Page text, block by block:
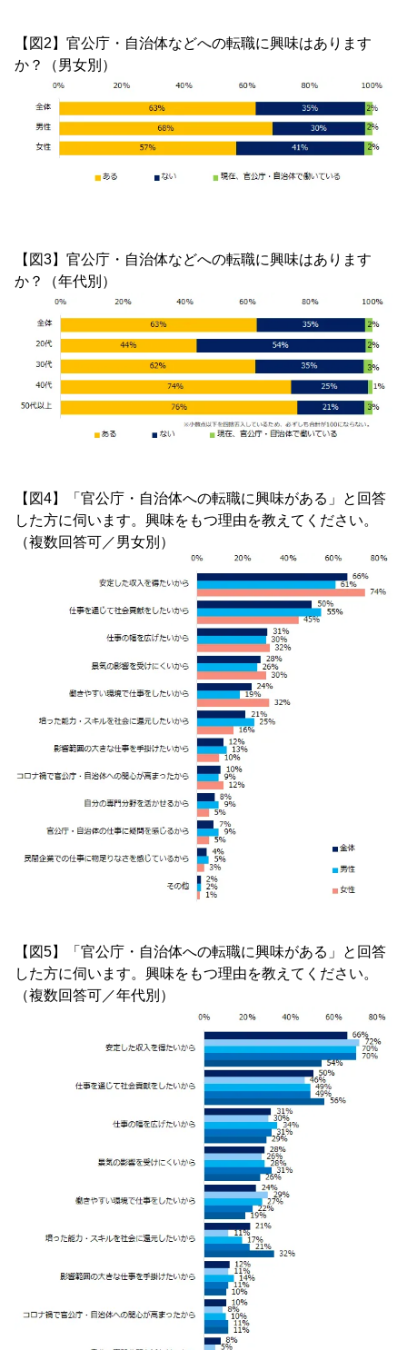
【図2】官公庁・自治体などへの転職に興味はあります
か？（男女別）
【図3】官公庁・自治体などへの転職に興味はあります
か？（年代別）
【図4】「官公庁・自治体への転職に興味がある」と回答
した方に伺います。興味をもつ理由を教えてください。
（複数回答可／男女別）
【図5】「官公庁・自治体への転職に興味がある」と回答
した方に伺います。興味をもつ理由を教えてください。
（複数回答可／年代別）